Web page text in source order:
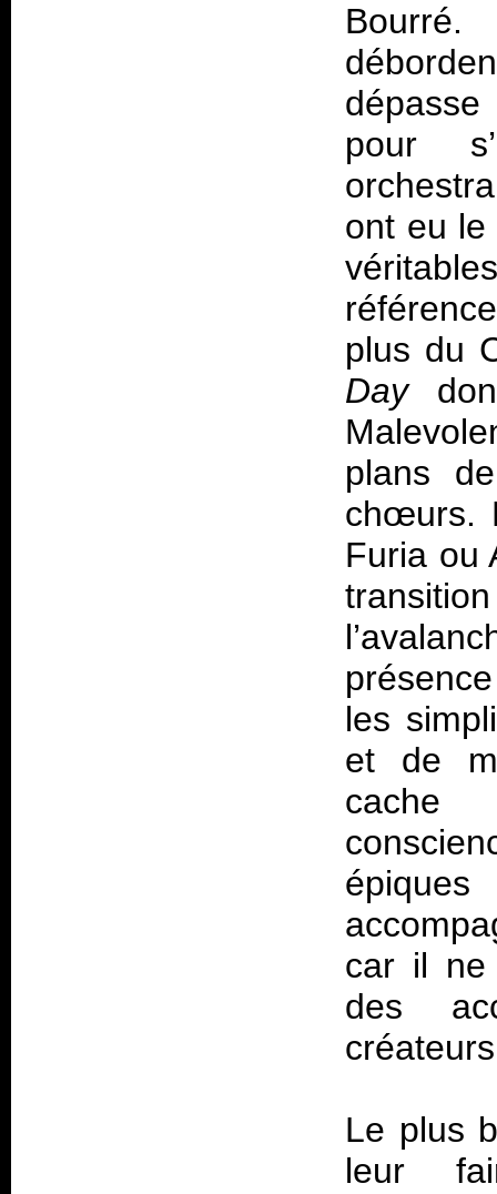
pour
ont eu le
plus du
Day
plans
chœurs.
Furia ou
les
et de
car il ne
des
Le plus
leur